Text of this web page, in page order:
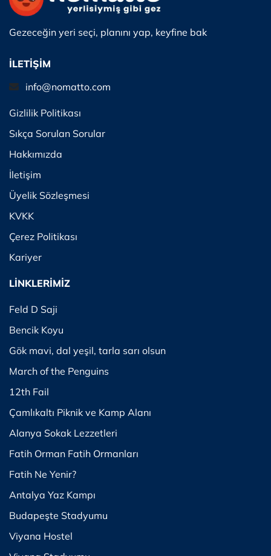
Gezeceğin yeri seçi, planını yap, keyfine bak
İLETİŞİM
info@nomatto.com
Gizlilik Politikası
Sıkça Sorulan Sorular
Hakkımızda
İletişim
Üyelik Sözleşmesi
KVKK
Çerez Politikası
Kariyer
LİNKLERİMİZ
Feld D Saji
Bencik Koyu
Gök mavi, dal yeşil, tarla sarı olsun
March of the Penguins
12th Fail
Çamlıkaltı Piknik ve Kamp Alanı
Alanya Sokak Lezzetleri
Fatih Orman Fatih Ormanları
Fatih Ne Yenir?
Antalya Yaz Kampı
Budapeşte Stadyumu
Viyana Hostel